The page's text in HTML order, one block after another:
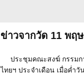
ข่าวจากวัด 11 พฤ
ประชุมคณะสงฆ์ กรรมก
ไทยฯ ประจำเดือน เมื่อค่ำ